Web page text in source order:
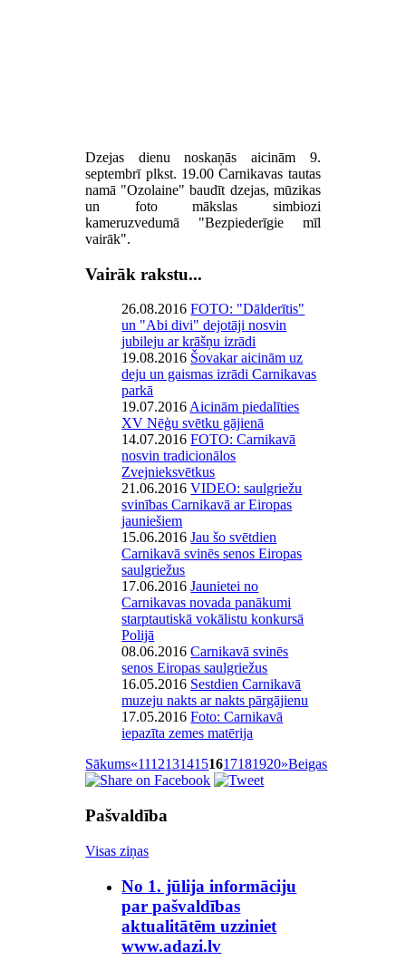
Dzejas dienu noskaņās aicinām 9.
septembrī plkst. 19.00 Carnikavas tautas
namā "Ozolaine" baudīt dzejas, mūzikas
un foto mākslas simbiozi
kameruzvedumā "Bezpiederīgie mīl
vairāk".
Vairāk rakstu...
26.08.2016FOTO: "Dālderītis"
un "Abi divi" dejotāji nosvin
jubileju ar krāšņu izrādi
19.08.2016 Šovakar aicinām uz
deju un gaismas izrādi Carnikavas
parkā
19.07.2016 Aicinām piedalīties
XV Nēģu svētku gājienā
14.07.2016FOTO: Carnikavā
nosvin tradicionālos
Zvejnieksvētkus
21.06.2016VIDEO: saulgriežu
svinības Carnikavā ar Eiropas
jauniešiem
15.06.2016Jau šo svētdien
Carnikavā svinēs senos Eiropas
saulgriežus
17.06.2016Jaunietei no
Carnikavas novada panākumi
starptautiskā vokālistu konkursā
Polijā
08.06.2016Carnikavā svinēs
senos Eiropas saulgriežus
16.05.2016 Sestdien Carnikavā
muzeju nakts ar nakts pārgājienu
17.05.2016Foto: Carnikavā
iepazīta zemes matērija
Sākums«11121314151617181920»Beigas
Pašvaldība
Visas ziņas
No 1. jūlija informāciju
par pašvaldības
aktualitātēm uzziniet
www.adazi.lv